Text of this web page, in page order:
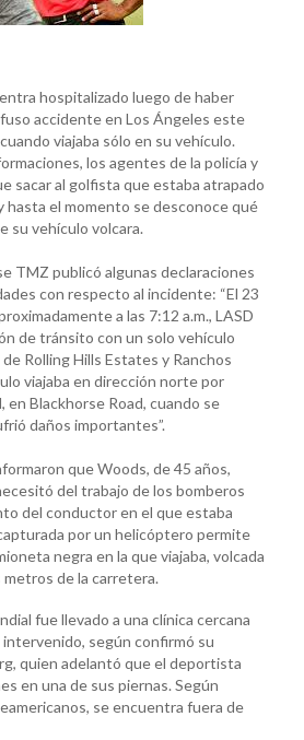
hospitalizado luego de haber
accidente en Los Ángeles este
viajaba sólo en su vehículo.
los agentes de la policía y
sacar al golfista que estaba atrapado
hasta el momento se desconoce qué
su vehículo volcara.
TMZ publicó algunas declaraciones
con respecto al incidente: “El 23
a las 7:12 a.m., LASD
de tránsito con un solo vehículo
Rolling Hills Estates y Ranchos
viajaba en dirección norte por
Blackhorse Road, cuando se
daños importantes”.
que Woods, de 45 años,
del trabajo de los bomberos
del conductor en el que estaba
por un helicóptero permite
negra en la que viajaba, volcada
de la carretera.
fue llevado a una clínica cercana
según confirmó su
quien adelantó que el deportista
en una de sus piernas. Según
se encuentra fuera de